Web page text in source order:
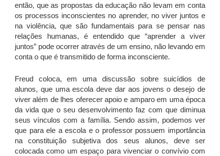
então, que as propostas da educação não levam em conta
os processos inconscientes no aprender, no viver juntos e
na violência, que são fundamentais para se pensar nas
relações humanas, é entendido que “aprender a viver
juntos” pode ocorrer através de um ensino, não levando em
conta o que é transmitido de forma inconsciente.
Freud coloca, em uma discussão sobre suicídios de
alunos, que uma escola deve dar aos jovens o desejo de
viver além de lhes oferecer apoio e amparo em uma época
da vida que o seu desenvolvimento faz com que diminua
seus vínculos com a família. Sendo assim, podemos ver
que para ele a escola e o professor possuem importância
na constituição subjetiva dos seus alunos, deve ser
colocada como um espaço para vivenciar o convívio com